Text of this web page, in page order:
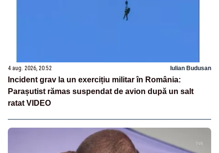
4 aug. 2026, 20:52 Iulian Budusan
Incident grav la un exercițiu militar în România:
Parașutist rămas suspendat de avion după un salt
ratat VIDEO